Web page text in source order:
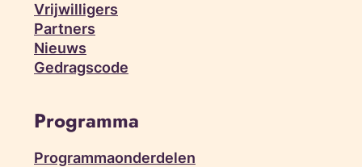
Vrijwilligers
Partners
Nieuws
Gedragscode
Programma
Programmaonderdelen